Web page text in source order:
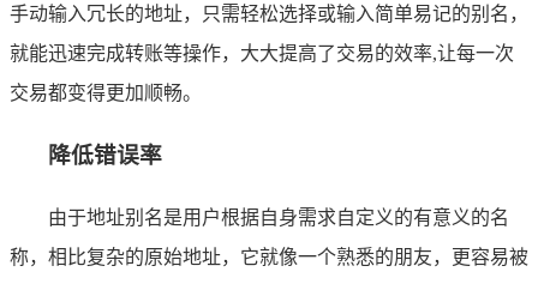
手动输入冗长的地址，只需轻松选择或输入简单易记的别名，
就能迅速完成转账等操作，大大提高了交易的效率,让每一次
交易都变得更加顺畅。
降低错误率
由于地址别名是用户根据自身需求自定义的有意义的名
称，相比复杂的原始地址，它就像一个熟悉的朋友，更容易被